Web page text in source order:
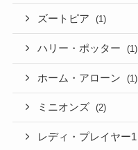
ズートピア (1)
ハリー・ポッター (1)
ホーム・アローン (1)
ミニオンズ (2)
レディ・プレイヤー1